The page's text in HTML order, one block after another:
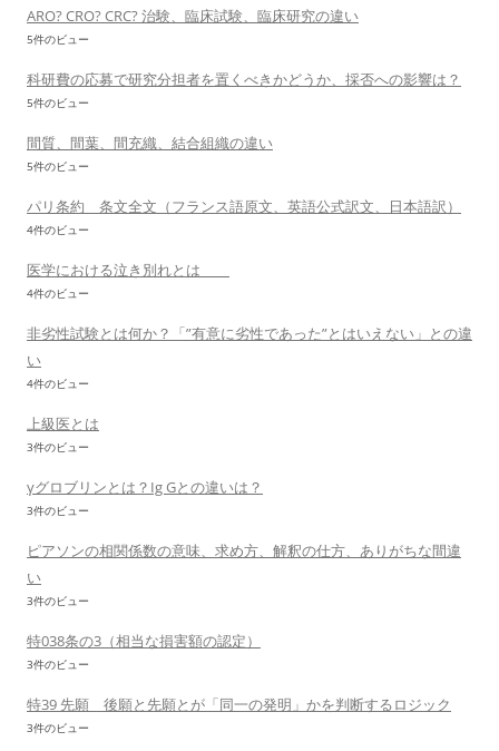
ARO? CRO? CRC? 治験、臨床試験、臨床研究の違い
5件のビュー
科研費の応募で研究分担者を置くべきかどうか、採否への影響は？
5件のビュー
間質、間葉、間充織、結合組織の違い
5件のビュー
パリ条約 条文全文（フランス語原文、英語公式訳文、日本語訳）
4件のビュー
医学における泣き別れとは
4件のビュー
非劣性試験とは何か？「”有意に劣性であった”とはいえない」との違
い
4件のビュー
上級医とは
3件のビュー
γグロブリンとは？Ig Gとの違いは？
3件のビュー
ピアソンの相関係数の意味、求め方、解釈の仕方、ありがちな間違
い
3件のビュー
特038条の3（相当な損害額の認定）
3件のビュー
特39 先願 後願と先願とが「同一の発明」かを判断するロジック
3件のビュー